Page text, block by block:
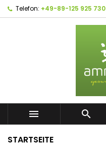
Telefon: +49-89-125 925 730
 
STARTSEITE